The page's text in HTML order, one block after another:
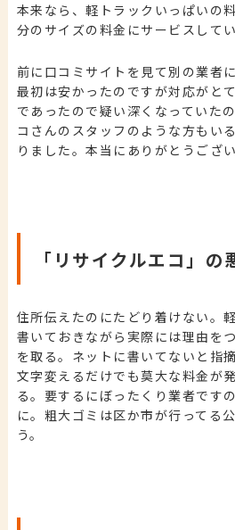
本来なら、軽トラックいっぱいの
分のサイズの料金にサービスして
前に口コミサイトを見て別の業者
最初は安かったのですが対応がと
であったので疑い深くなっていた
コさんのスタッフのような方もい
りました。本当にありがとうござい
「リサイクルエコ」の
住所伝えたのにたどり着けない。
書いておきながら実際には理由を
を取る。ネットに書いてないと指
文字変えるだけでも莫大な料金が
る。要するにぼったくり業者です
に。粗大ゴミは区か市が行ってる
う。